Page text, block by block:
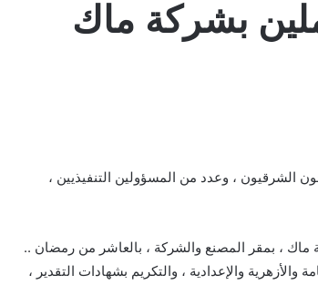
بشركة ماك
، وعدد من المسؤولين التنفيذيين ،
ماك ، بمقر المصنع والشركة ، بالعاشر من رمضان ..
والإعدادية ، والتكريم بشهادات التقدير ،